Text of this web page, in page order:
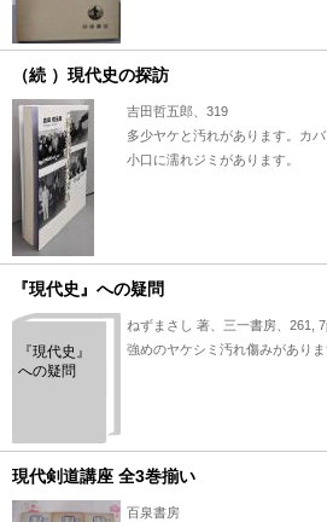
（続 ）現代史の探訪
吉田哲五郎、319
多少ヤケと汚れがあります。カ
小口に濡れジミがあります。
『現代史』への疑問
『現代史』
への疑問
ねずまさし 著、三一書房、261,
強めのヤケシミ汚れ傷みがありま
現代剣道講座 全3巻揃い
百泉書房